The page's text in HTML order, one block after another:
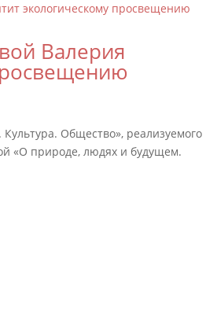
Валерия
Общество», реализуемого
«О природе, людях и будущем.